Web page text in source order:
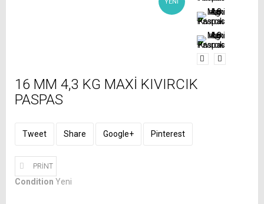
16 MM 4,3 KG MAXI KIVIRCIK
PASPAS
Tweet Share Google+ Pinterest
PRINT
Condition Yeni